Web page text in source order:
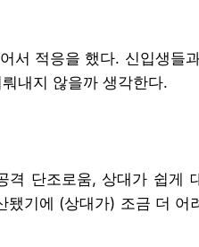
서 적응을 했다. 신입생들
내지 않을까 생각한다.
격 단조로움, 상대가 쉽게
됐기에 (상대가) 조금 더 어